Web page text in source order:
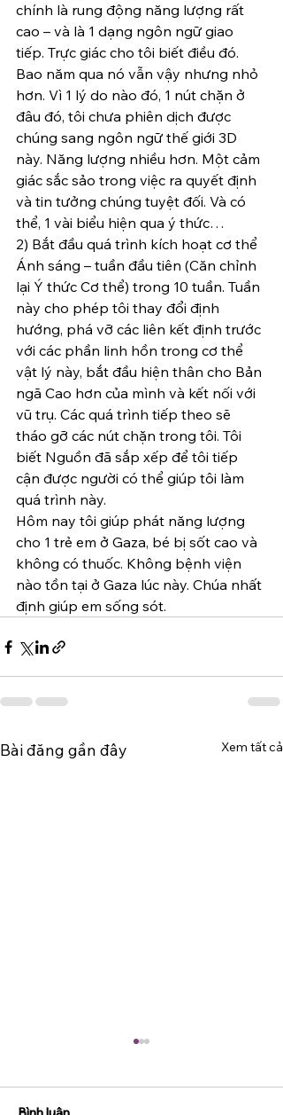
chính là rung động năng lượng rất
cao – và là 1 dạng ngôn ngữ giao
tiếp. Trực giác cho tôi biết điều đó.
Bao năm qua nó vẫn vậy nhưng nhỏ
hơn. Vì 1 lý do nào đó, 1 nút chặn ở
đâu đó, tôi chưa phiên dịch được
chúng sang ngôn ngữ thế giới 3D
này. Năng lượng nhiều hơn. Một cảm
giác sắc sảo trong việc ra quyết định
và tin tưởng chúng tuyệt đối. Và có
thể, 1 vài biểu hiện qua ý thức…
2) Bắt đầu quá trình kích hoạt cơ thể
Ánh sáng – tuần đầu tiên (Căn chỉnh
lại Ý thức Cơ thể) trong 10 tuần. Tuần
này cho phép tôi thay đổi định
hướng, phá vỡ các liên kết định trước
với các phần linh hồn trong cơ thể
vật lý này, bắt đầu hiện thân cho Bản
ngã Cao hơn của mình và kết nối với
vũ trụ. Các quá trình tiếp theo sẽ
tháo gỡ các nút chặn trong tôi. Tôi
biết Nguồn đã sắp xếp để tôi tiếp
cận được người có thể giúp tôi làm
quá trình này.
Hôm nay tôi giúp phát năng lượng
cho 1 trẻ em ở Gaza, bé bị sốt cao và
không có thuốc. Không bệnh viện
nào tồn tại ở Gaza lúc này. Chúa nhất
định giúp em sống sót.
Bài đăng gần đây Xem tất cả